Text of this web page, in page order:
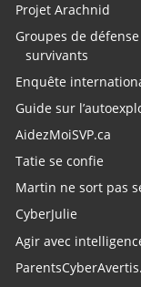
Projet Arachnid
Groupes de
survivants
Enquête
Guide sur
AidezMoiSVP.ca
Tatie se confie
Martin ne sort pas
CyberJulie
Agir avec